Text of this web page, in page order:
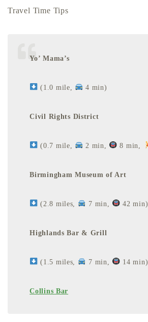
Travel Time Tips
Yo’ Mama’s
(1.0 mile, 4 min)
Civil Rights District
(0.7 mile, 2 min, 8 min,
Birmingham Museum of Art
(2.8 miles, 7 min, 42 min)
Highlands Bar & Grill
(1.5 miles, 7 min, 14 min)
Collins Bar